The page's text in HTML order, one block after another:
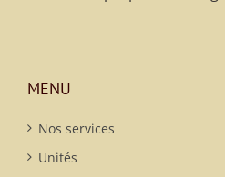
MENU
Nos services
Unités